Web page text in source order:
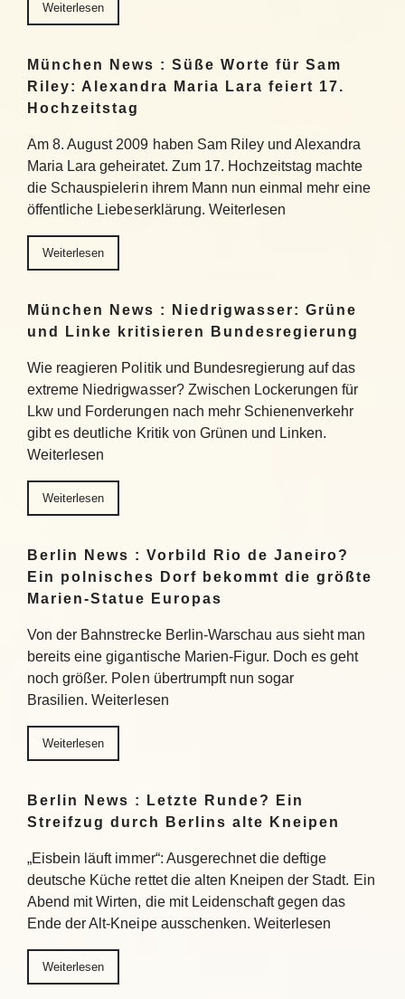
Weiterlesen
München News : Süße Worte für Sam
Riley: Alexandra Maria Lara feiert 17.
Hochzeitstag
Am 8. August 2009 haben Sam Riley und Alexandra
Maria Lara geheiratet. Zum 17. Hochzeitstag machte
die Schauspielerin ihrem Mann nun einmal mehr eine
öffentliche Liebeserklärung. Weiterlesen
Weiterlesen
München News : Niedrigwasser: Grüne
und Linke kritisieren Bundesregierung
Wie reagieren Politik und Bundesregierung auf das
extreme Niedrigwasser? Zwischen Lockerungen für
Lkw und Forderungen nach mehr Schienenverkehr
gibt es deutliche Kritik von Grünen und Linken.
Weiterlesen
Weiterlesen
Berlin News : Vorbild Rio de Janeiro?
Ein polnisches Dorf bekommt die größte
Marien-Statue Europas
Von der Bahnstrecke Berlin-Warschau aus sieht man
bereits eine gigantische Marien-Figur. Doch es geht
noch größer. Polen übertrumpft nun sogar
Brasilien. Weiterlesen
Weiterlesen
Berlin News : Letzte Runde? Ein
Streifzug durch Berlins alte Kneipen
„Eisbein läuft immer“: Ausgerechnet die deftige
deutsche Küche rettet die alten Kneipen der Stadt. Ein
Abend mit Wirten, die mit Leidenschaft gegen das
Ende der Alt-Kneipe ausschenken. Weiterlesen
Weiterlesen